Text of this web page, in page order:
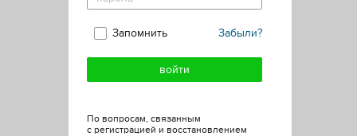
Забыли?
Запомнить
По вопросам, связанным
с регистрацией и восстановлением